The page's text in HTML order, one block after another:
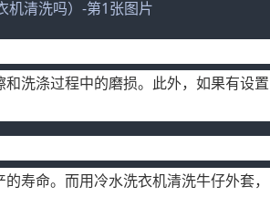
洗涤过程中的磨损。此外，如果有设置
寿命。而用冷水洗衣机清洗牛仔外套，